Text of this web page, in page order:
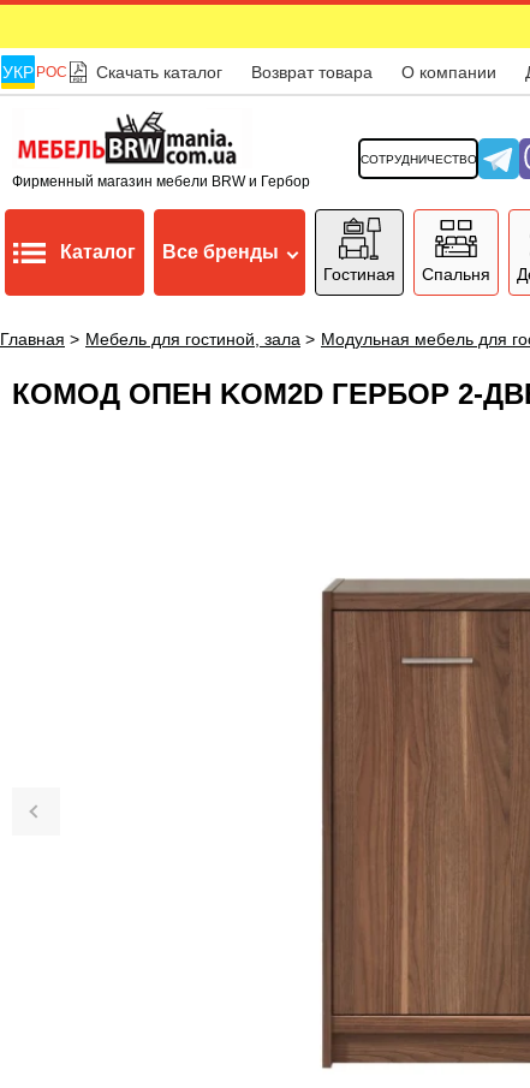
УКР РОС Скачать каталог Возврат товара О компании
Фирменный магазин мебели BRW и Гербор
СОТРУДНИЧЕСТВО
Каталог Все бренды
Гостиная Спальня
Главная > Мебель для гостиной, зала > Модульная мебель для
КОМОД ОПЕН KOM2D ГЕРБОР 2-